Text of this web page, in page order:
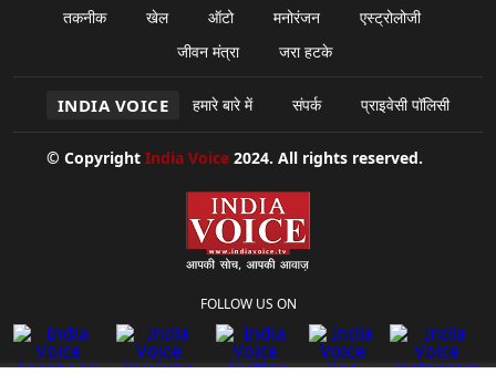
तकनीक
खेल ऑटो मनोरंजन
एस्ट्रोलोजी
जीवन मंत्रा
जरा हटके
INDIA VOICE हमारे बारे में संपर्क प्राइवेसी पॉलिसी
© Copyright India Voice 2024. All rights reserved.
FOLLOW US ON